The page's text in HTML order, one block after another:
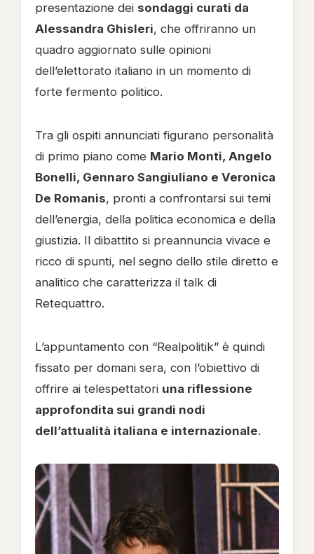
presentazione dei sondaggi curati da
Alessandra Ghisleri, che offriranno un
quadro aggiornato sulle opinioni
dell’elettorato italiano in un momento di
forte fermento politico.
Tra gli ospiti annunciati figurano personalità
di primo piano come Mario Monti, Angelo
Bonelli, Gennaro Sangiuliano e Veronica
De Romanis, pronti a confrontarsi sui temi
dell’energia, della politica economica e della
giustizia. Il dibattito si preannuncia vivace e
ricco di spunti, nel segno dello stile diretto e
analitico che caratterizza il talk di
Retequattro.
L’appuntamento con “Realpolitik” è quindi
fissato per domani sera, con l’obiettivo di
offrire ai telespettatori una riflessione
approfondita sui grandi nodi
dell’attualità italiana e internazionale.